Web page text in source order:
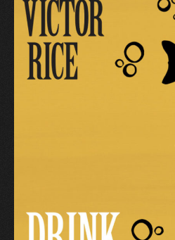
Twój adres email nie zostanie
których wypełnienie jest
symbolem